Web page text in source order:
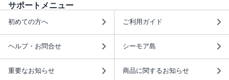
サポートメニュー
初めての方へ ご利用ガイド
ヘルプ・お問合せ シーモア島
重要なお知らせ 商品に関するお知らせ